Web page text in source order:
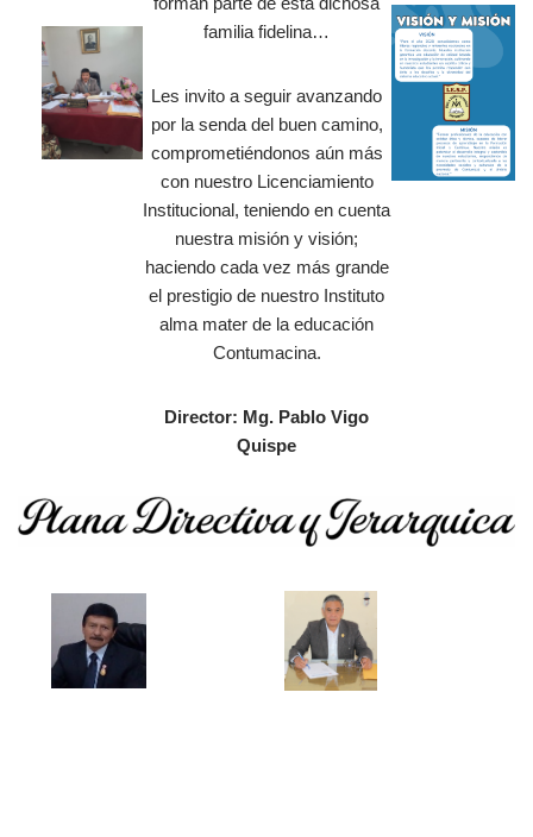
familia fidelina…
Les invito a seguir avanzando
por la senda del buen camino,
comprometiéndonos aún más
con nuestro Licenciamiento
Institucional, teniendo en cuenta
nuestra misión y visión;
haciendo cada vez más grande
el prestigio de nuestro Instituto
alma mater de la educación
Contumacina.
Director: Mg. Pablo Vigo
Quispe